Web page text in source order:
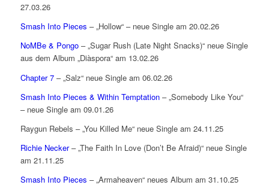
27.03.26
Smash Into Pieces – „Hollow“ – neue Single am 20.02.26
NoMBe & Pongo– „Sugar Rush (Late Night Snacks)“ neue Single
aus dem Album „Diàspora“ am 13.02.26
Chapter 7– „Salz“ neue Single am 06.02.26
Smash Into Pieces & Within Temptation– „Somebody Like You“
– neue Single am 09.01.26
Raygun Rebels – „You Killed Me“ neue Single am 24.11.25
Richie Necker– „The Faith In Love (Don’t Be Afraid)“ neue Single
am 21.11.25
Smash Into Pieces – „Armaheaven“ neues Album am 31.10.25